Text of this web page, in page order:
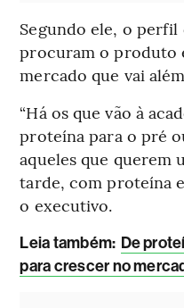
Segundo ele, o perfil
procuram o produto
mercado que vai
“Há os que vão à
proteína para o pré
aqueles que querem
tarde, com proteína
o executivo.
Leia também: De
para crescer no